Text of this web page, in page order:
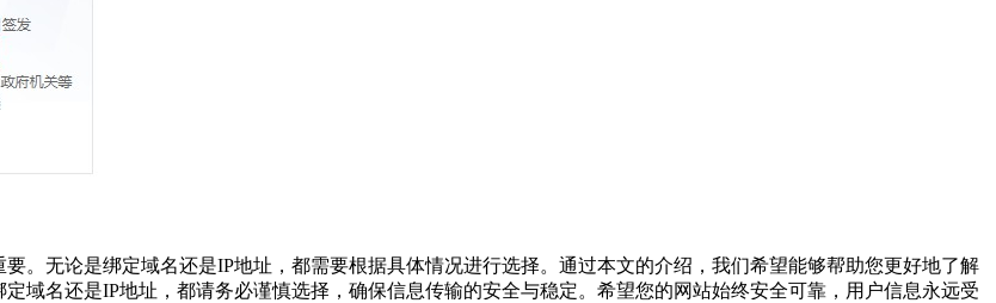
。无论是绑定域名还是IP地址，都需要根据具体情况进行选择。通过本文的介绍，我们希望能够帮助您更好地了解
域名还是IP地址，都请务必谨慎选择，确保信息传输的安全与稳定。希望您的网站始终安全可靠，用户信息永远受